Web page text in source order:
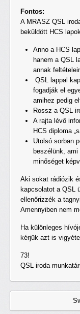
Fontos:
A MRASZ QSL
beküldött HCS
Anno a HCS
hanem a QSL
annak
QSL lappal
fogadják el
amihez pedig
Rossz a QSL
A rajta lévő
HCS diploma
Utolsó sorban
beszélünk,
minőséget
Aki sokat rádiózik
kapcsolatot a QSL
ellenőrizzék a
Amennyiben nem
Ha különleges
kérjük azt is
73!
QSL iroda